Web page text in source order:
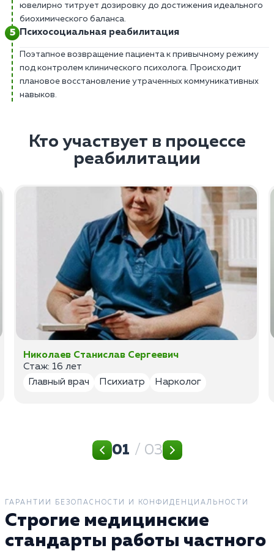
ювелирно титрует дозировку до достижения идеального
биохимического баланса.
Психосоциальная реабилитация
Поэтапное возвращение пациента к привычному режиму
под контролем клинического психолога. Происходит
плановое восстановление утраченных коммуникативных
навыков.
Кто участвует в процессе
реабилитации
Николаев Станислав Сергеевич
Стаж: 16 лет
Главный врач
Психиатр Нарколог
01 / 03
ГАРАНТИИ БЕЗОПАСНОСТИ И КОНФИДЕНЦИАЛЬНОСТИ
Строгие медицинские
стандарты работы частного